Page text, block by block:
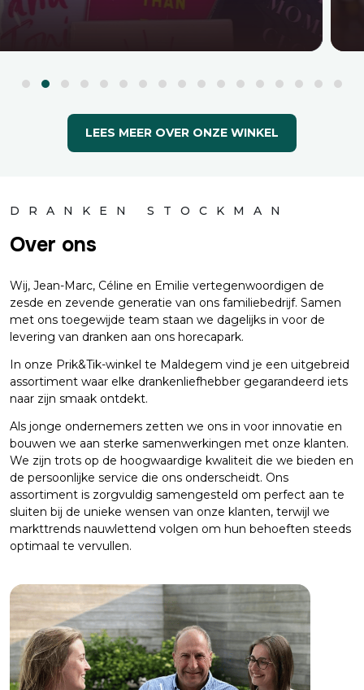
LEES MEER OVER ONZE WINKEL
DRANKEN STOCKMAN
Over ons
Wij, Jean-Marc, Céline en Emilie vertegenwoordigen de
zesde en zevende generatie van ons familiebedrijf. Samen
met ons toegewijde team staan we dagelijks in voor de
levering van dranken aan ons horecapark.
In onze Prik&Tik-winkel te Maldegem vind je een uitgebreid
assortiment waar elke drankenliefhebber gegarandeerd iets
naar zijn smaak ontdekt.
Als jonge ondernemers zetten we ons in voor innovatie en
bouwen we aan sterke samenwerkingen met onze klanten.
We zijn trots op de hoogwaardige kwaliteit die we bieden en
de persoonlijke service die ons onderscheidt. Ons
assortiment is zorgvuldig samengesteld om perfect aan te
sluiten bij de unieke wensen van onze klanten, terwijl we
markttrends nauwlettend volgen om hun behoeften steeds
optimaal te vervullen.